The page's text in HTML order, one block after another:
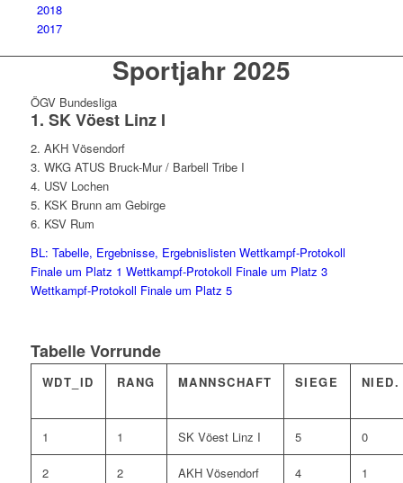
2018
2017
Sportjahr 2025
ÖGV Bundesliga
1. SK Vöest Linz I
2. AKH Vösendorf
3. WKG ATUS Bruck-Mur / Barbell Tribe I
4. USV Lochen
5. KSK Brunn am Gebirge
6. KSV Rum
BL: Tabelle, Ergebnisse, Ergebnislisten Wettkampf-Protokoll
Finale um Platz 1 Wettkampf-Protokoll Finale um Platz 3
Wettkampf-Protokoll Finale um Platz 5
Tabelle Vorrunde
WDT_ID RANG MANNSCHAFT SIEGE NIED.
1 1 SK Vöest Linz I 5 0
2 2 AKH Vösendorf 4 1